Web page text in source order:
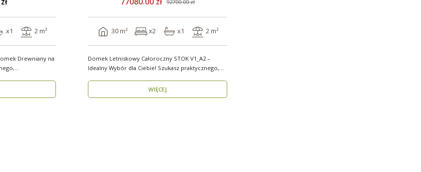
x1 2 m²
Drewniany na
92700.00 zł
30 m² x2 x1 2 m²
Domek Letniskowy Całoroczny STOK V1_A2 –
Idealny Wybór dla Ciebie! Szukasz praktycznego,
WIĘCEJ